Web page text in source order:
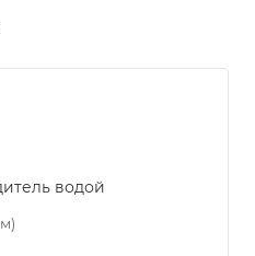
водой